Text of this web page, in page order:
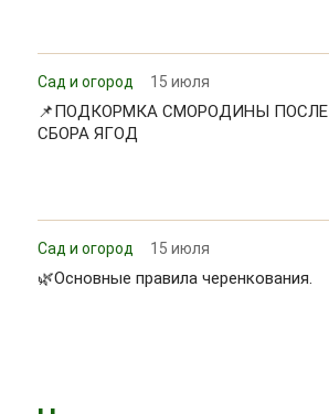
Сад и огород 15 июля
📌ПОДКОРМКА СМОРОДИНЫ ПОСЛЕ
СБОРА ЯГОД
Сад и огород 15 июля
🌿Основные правила черенкования.